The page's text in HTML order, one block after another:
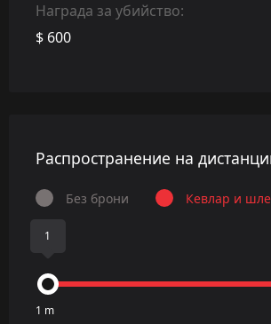
Награда за убийство:
$ 600
Распространение на
Без брони Кевлар и
1
1 m